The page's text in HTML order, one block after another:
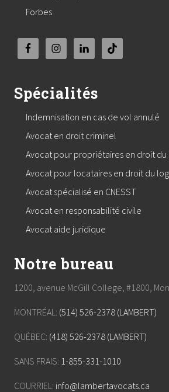
Forbes
Spécialités
Indemnisation en cas de vol annulé
Avocat en droit criminel
Avocat pour propriétaires en droit
Avocat pour locataires en droit du
Avocat spécialisé en CNESST
Avocat en responsabilité civile
Avocat aide juridique
Notre bureau
1200, avenue McGill College, #1800,
MONTRÉAL: (514) 526-2378 (LAMBERT)
QUÉBEC: (418) 526-2378 (LAMBERT)
SANS FRAIS: 1-855-331-1010
COURRIEL: info@lambertavocats.ca